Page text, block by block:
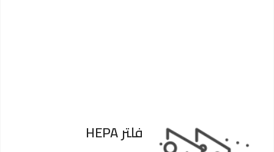
فلتر HEPA